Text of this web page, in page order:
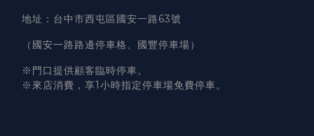
地址 ：台中市西屯區國安一路63號
（國安一路路邊停車格、國豐停車場）
※門口提供顧客臨時停車。
※來店消費，享1小時指定停車場免費停車。